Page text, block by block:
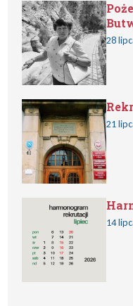
28
21
14